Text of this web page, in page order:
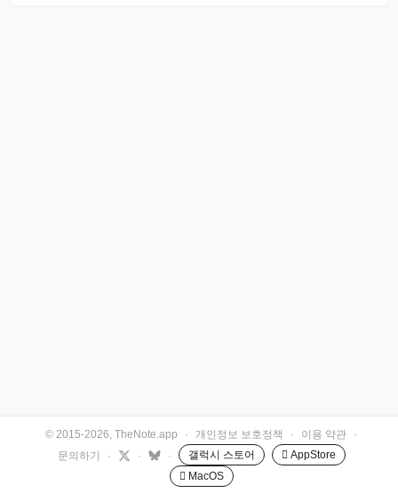
© 2015-2026, TheNote.app · 개인정보 보호정책 · 이용 약관
·
문의하기
· · · 갤럭시 스토어
 AppStore
 MacOS